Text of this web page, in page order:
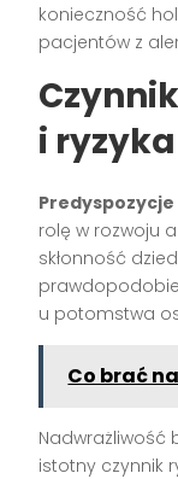
konieczność
pacjentów z
i ryzyka
rolę w rozwoju
skłonność
u potomstwa
Co brać
Nadwrażliwość
istotny czynnik